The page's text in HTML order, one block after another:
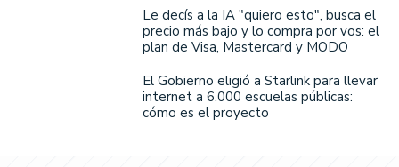
Le decís a la IA "quiero esto", busca el
precio más bajo y lo compra por vos: el
plan de Visa, Mastercard y MODO
El Gobierno eligió a Starlink para llevar
internet a 6.000 escuelas públicas:
cómo es el proyecto